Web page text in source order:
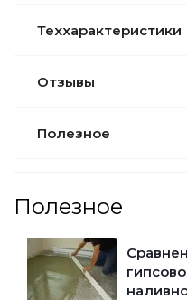
Теххарактеристики
Отзывы
Полезное
Полезное